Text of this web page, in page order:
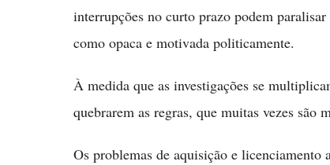
interrupções no curto prazo podem
como opaca e motivada politicamente.
À medida que as investigações se
quebrarem as regras, que muitas vezes são
Os problemas de aquisição e licenciamento